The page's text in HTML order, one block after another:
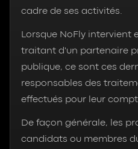
cadre de ses activités.
Lorsque NoFly intervient
traitant d'un partenaire
publique, ce sont ces
responsables des
effectués pour leur
De façon générale, les
candidats ou membres